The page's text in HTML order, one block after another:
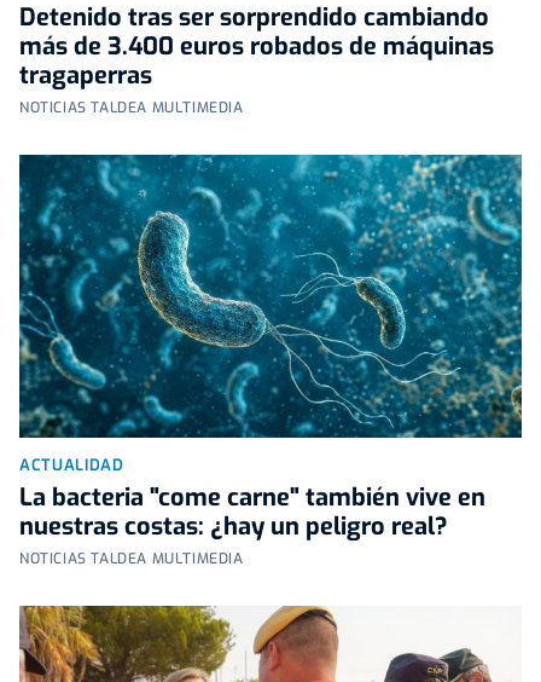
Detenido tras ser sorprendido cambiando
más de 3.400 euros robados de máquinas
tragaperras
NOTICIAS TALDEA MULTIMEDIA
ACTUALIDAD
La bacteria "come carne" también vive en
nuestras costas: ¿hay un peligro real?
NOTICIAS TALDEA MULTIMEDIA